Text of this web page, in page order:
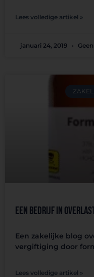
Lees volledige artikel »
januari 24, 2019
Een bedrijf in
Een zakelijke blog
vergiftiging door
Lees volledige artikel »